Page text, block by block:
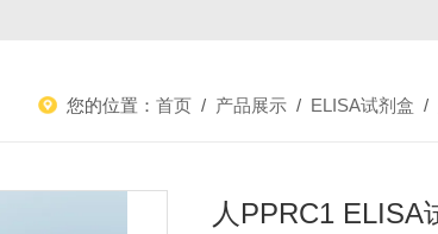
您的位置：首页 / 产品展示 / ELISA试剂盒 /
人PPRC1 ELISA